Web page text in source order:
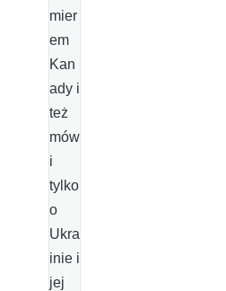
mier
em
Kan
ady i
też
mów
i
tylko
o
Ukra
inie i
jej